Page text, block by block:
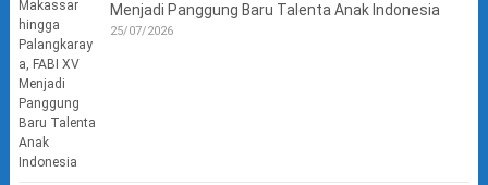
Menjadi Panggung Baru Talenta Anak Indonesia
25/07/2026